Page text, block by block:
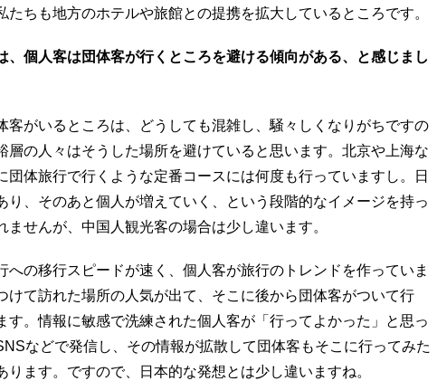
たちも地方のホテルや旅館との提携を拡大しているところです。
個人客は団体客が行くところを避ける傾向がある、と感じまし
客がいるところは、どうしても混雑し、騒々しくなりがちですの
層の人々はそうした場所を避けていると思います。北京や上海な
団体旅行で行くような定番コースには何度も行っていますし。日
り、そのあと個人が増えていく、という段階的なイメージを持っ
ませんが、中国人観光客の場合は少し違います。
の移行スピードが速く、個人客が旅行のトレンドを作っていま
けて訪れた場所の人気が出て、そこに後から団体客がついて行
す。情報に敏感で洗練された個人客が「行ってよかった」と思っ
などで発信し、その情報が拡散して団体客もそこに行ってみた
ります。ですので、日本的な発想とは少し違いますね。